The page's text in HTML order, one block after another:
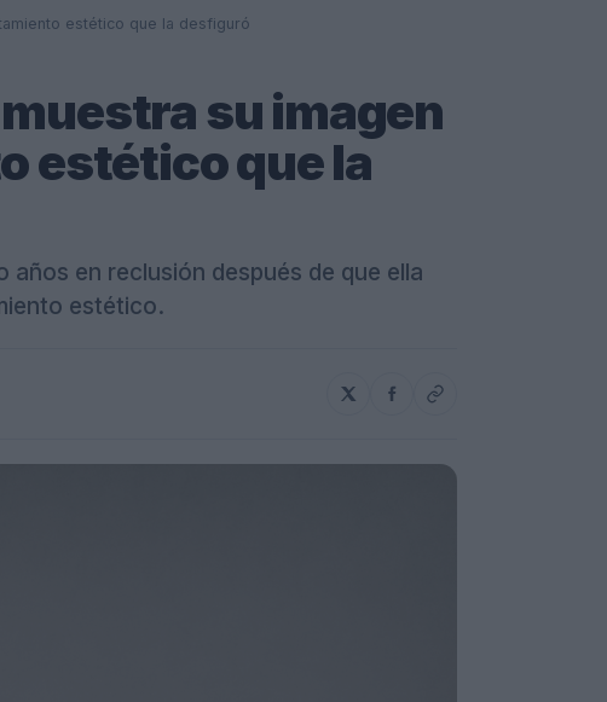
estético que la desfiguró
su imagen
estético que la
en reclusión después de que ella
estético.